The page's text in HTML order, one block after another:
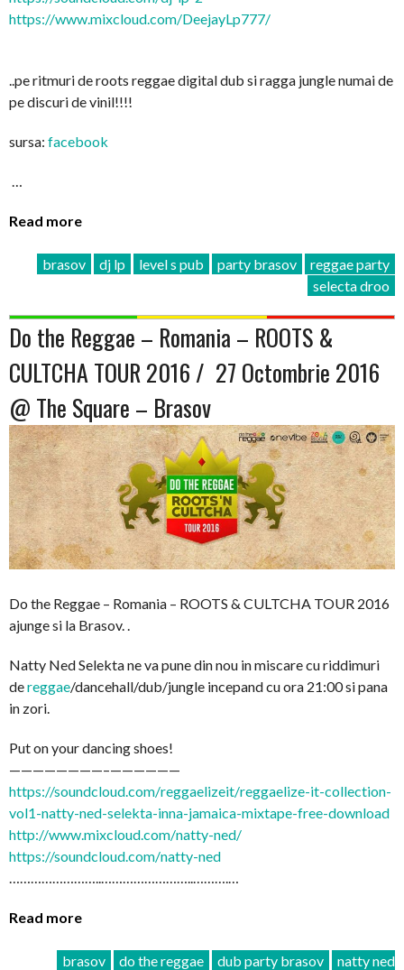
https://www.mixcloud.com/DeejayLp777/
..pe ritmuri de roots reggae digital dub si ragga jungle numai de
pe discuri de vinil!!!!
sursa: facebook
…
Read more
brasov dj lp level s pub party brasov
reggae party
selecta droo
Do the Reggae – Romania – ROOTS &
CULTCHA TOUR 2016 / 27 Octombrie 2016
@ The Square – Brasov
Do the Reggae – Romania – ROOTS & CULTCHA TOUR 2016
ajunge si la Brasov. .
Natty Ned Selekta ne va pune din nou in miscare cu riddimuri
dereggae/dancehall/dub/jungle incepand cu ora 21:00 si pana
in zori.
Put on your dancing shoes!
————————–——————
https://soundcloud.com/reggaelizeit/reggaelize-it-collection-
vol1-natty-ned-selekta-inna-jamaica-mixtape-free-download
http://www.mixcloud.com/natty-ned/
https://soundcloud.com/natty-ned
Read more
brasov do the reggae dub party brasov
natty ned